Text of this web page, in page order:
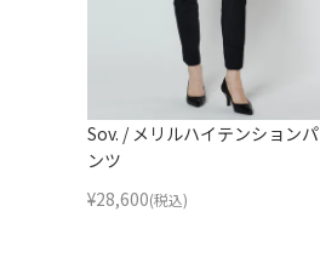
Sov. / メリルハイテンションパ
ンツ
¥28,600(税込)